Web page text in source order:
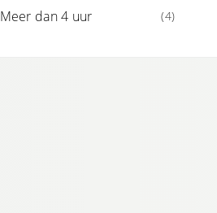
Meer dan 4 uur (4)